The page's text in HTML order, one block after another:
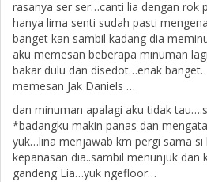
rasanya ser ser…canti lia dengan rok
hanya lima senti sudah pasti
banget kan sambil kadang dia
aku memesan beberapa minuman
bakar dulu dan disedot…enak
memesan Jak Daniels …
dan minuman apalagi aku tidak
*badangku makin panas dan
yuk…lina menjawab km pergi sama
kepanasan dia..sambil menunjuk
gandeng Lia…yuk ngefloor…